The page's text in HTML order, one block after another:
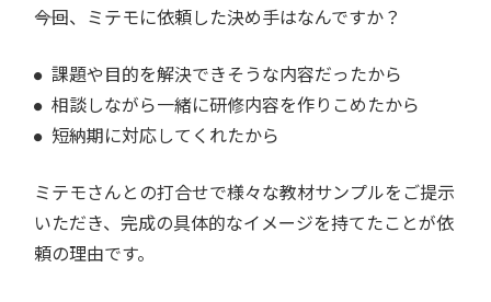
――今回、ミテモに依頼した決め手はなんですか？
課題や目的を解決できそうな内容だったから
相談しながら一緒に研修内容を作りこめたから
短納期に対応してくれたから
ミテモさんとの打合せで様々な教材サンプルをご提示
いただき、完成の具体的なイメージを持てたことが依
頼の理由です。